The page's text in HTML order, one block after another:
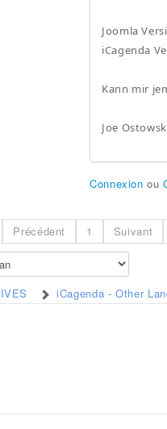
Joomla
iCagenda
Kann mir
Joe
Connexion ou
Précédent 1 Suivant
iCagenda - Other